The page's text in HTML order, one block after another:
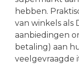
hebben.
van winkels als
aanbiedingen
betaling) aan
veelgevraagde